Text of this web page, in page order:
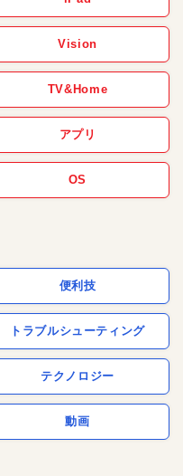
Vision
TV&Home
アプリ
OS
便利技
トラブルシューティング
テクノロジー
動画